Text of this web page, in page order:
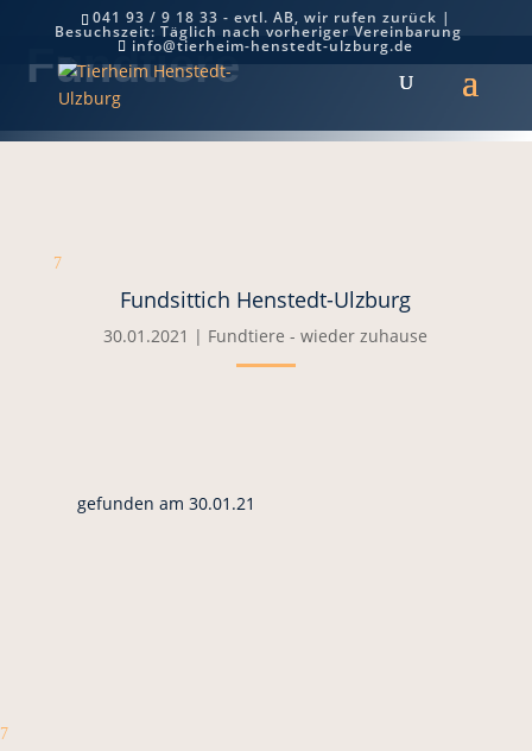
041 93 / 9 18 33 - evtl. AB, wir rufen zurück |
Besuchszeit: Täglich nach vorheriger Vereinbarung
info@tierheim-henstedt-ulzburg.de
Fundtiere
7
Fundsittich Henstedt-Ulzburg
30.01.2021 | Fundtiere - wieder zuhause
gefunden am 30.01.21
7